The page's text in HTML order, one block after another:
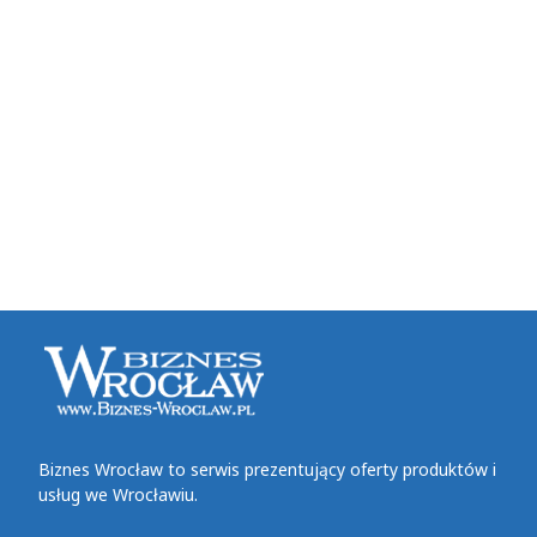
Biznes Wrocław to serwis prezentujący oferty produktów i
usług we Wrocławiu.